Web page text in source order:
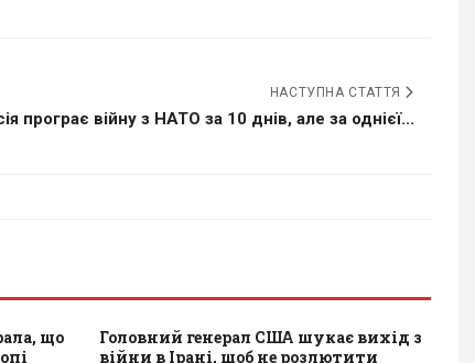
НАСТУПНА СТАТТЯ
програє війну з НАТО за 10 днів, але за однієї...
що
Головний генерал США шукає вихід з
війни в Ірані, щоб не розлютити